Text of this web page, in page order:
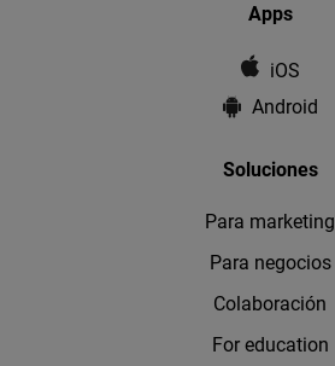
Apps
iOS
Android
Soluciones
Para marketing
Para negocios
Colaboración
For education